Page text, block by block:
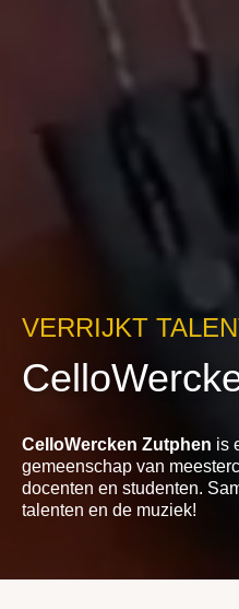
VERRIJKT
CelloWercken Zutphen is
gemeenschap van
docenten en studenten.
talenten en de muziek!